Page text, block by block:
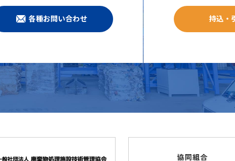
各種お問い合わせ 持込・